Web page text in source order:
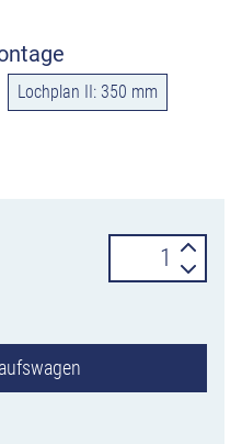
Lochplan II: 350 mm
244.1
einer